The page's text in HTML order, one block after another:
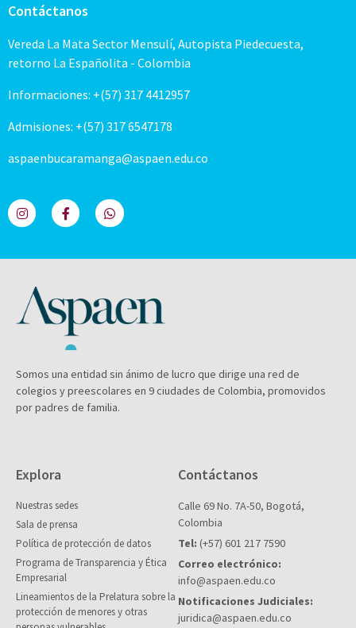
Contáctanos
Vereda La Mata Sector Mensulí, Autopista Piedecuesta,
retorno La Españolita - Colombia
Informaciones: +(57) 317 4412957
Admisiones: +(57) 317 6547178
aspaenbucaramanga@aspaen.edu.co
Somos una entidad sin ánimo de lucro que dirige una red de
colegios y preescolares en 9 ciudades de Colombia, promovidos
por padres de familia.
Explora
Nuestras sedes
Sala de prensa
Política de protección de datos
Programa de Transparencia y Ética
Empresarial
Lineamientos de la Prelatura sobre la
protección de menores y otras
Contáctanos
Calle 69 No. 7A-50, Bogotá,
Colombia
Tel: (+57) 601 217 7590
Correo electrónico:
info@aspaen.edu.co
Notificaciones Judiciales:
juridica@aspaen.edu.co